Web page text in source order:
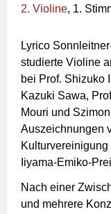
2. Violine, 1.
Lyrico
studierte Violine
bei Prof. Shizuko
Kazuki Sawa,
Mouri und
Auszeichnungen
Iiyama-Emiko-
Nach einer
und mehrere